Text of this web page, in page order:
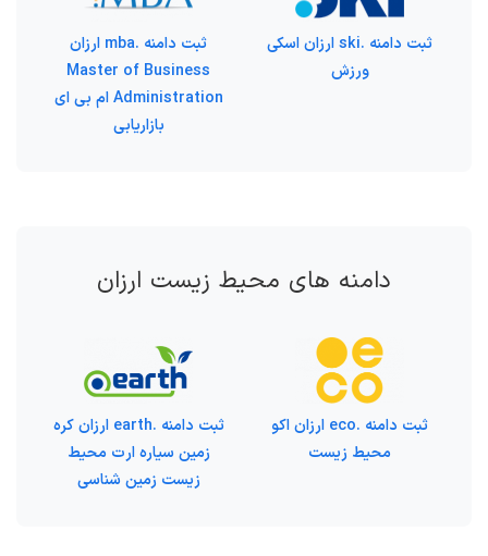
ثبت دامنه .ski ارزان اسکی
ورزش
ثبت دامنه .mba ارزان
Master of Business
Administration ام بی ای
بازاریابی
دامنه های محیط زیست ارزان
ثبت دامنه .eco ارزان اکو
محیط زیست
ثبت دامنه .earth ارزان کره
زمین سیاره ارت محیط
زیست زمین شناسی